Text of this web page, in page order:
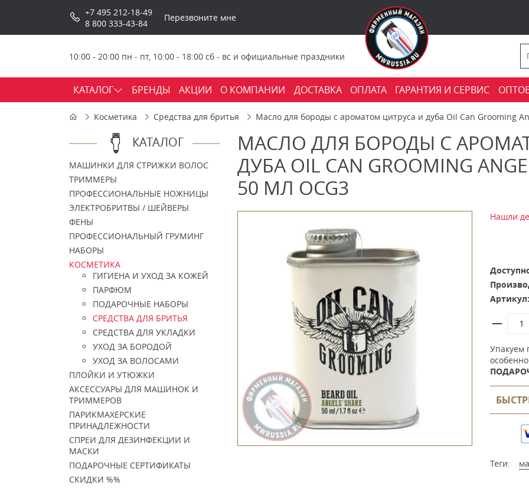
+7 495 212-18-49
8 800 333-43-84
Перезвоните мне
10:00 - 20:00 пн - пт, 10:00 - 18:00 сб - вс и официальные праздники
КАТАЛОГ БРЕНДЫ АКЦИИ О КОМПАНИИ ДОСТАВКА ОПЛАТА ГАРАНТИЯ И СЕРВИС
Косметика Средства для бритья Масло для бороды с ароматом цитруса и дуба Oil Can Grooming
КАТАЛОГ
МАШИНКИ ДЛЯ СТРИЖКИ ВОЛОС
ТРИММЕРЫ
ПРОФЕССИОНАЛЬНЫЕ НОЖНИЦЫ
ЭЛЕКТРОБРИТВЫ / ШЕЙВЕРЫ
ФЕНЫ
ПРОФЕССИОНАЛЬНЫЙ ГРУМИНГ
НАБОРЫ
КОСМЕТИКА
ГИГИЕНА И УХОД ЗА КОЖЕЙ
ПАРФЮМ
ПОДАРОЧНЫЕ НАБОРЫ
СРЕДСТВА ДЛЯ БРИТЬЯ
СРЕДСТВА ДЛЯ УКЛАДКИ
УХОД ЗА БОРОДОЙ
УХОД ЗА ВОЛОСАМИ
ПЛОЙКИ И УТЮЖКИ
АКСЕССУАРЫ ДЛЯ МАШИНОК И
ТРИММЕРОВ
ПАРИКМАХЕРСКИЕ
ПРИНАДЛЕЖНОСТИ
СПРЕИ ДЛЯ ДЕЗИНФЕКЦИИ И
МАСКИ
ПОДАРОЧНЫЕ СЕРТИФИКАТЫ
СКИДКИ %%
МАСЛО ДЛЯ БОРОДЫ С
ДУБА OIL CAN GROOMING
50 МЛ OCG3
Нашли
Артикул:
Упакуем
Теги: